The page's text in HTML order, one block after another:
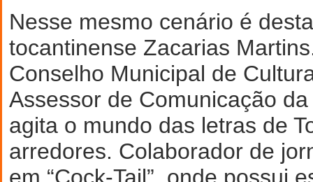
Nesse mesmo cenário é
tocantinense Zacarias
Conselho Municipal de
Assessor de Comunicação
agita o mundo das letras de
arredores. Colaborador de
em “Cock-Tail”, onde possui